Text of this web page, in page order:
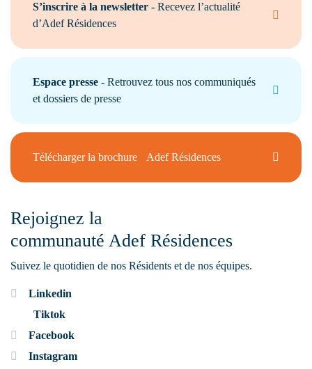
S’inscrire à la newsletter - Recevez l’actualité
d’Adef Résidences
Espace presse - Retrouvez tous nos communiqués
et dossiers de presse
Télécharger la brochure Adef Résidences
Rejoignez la
communauté Adef Résidences
Suivez le quotidien de nos Résidents et de nos équipes.
Linkedin
Tiktok
Facebook
Instagram